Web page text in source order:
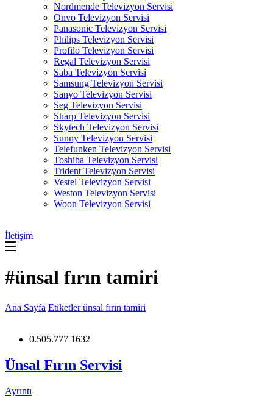
Nordmende Televizyon Servisi
Onvo Televizyon Servisi
Panasonic Televizyon Servisi
Philips Televizyon Servisi
Profilo Televizyon Servisi
Regal Televizyon Servisi
Saba Televizyon Servisi
Samsung Televizyon Servisi
Sanyo Televizyon Servisi
Seg Televizyon Servisi
Sharp Televizyon Servisi
Skytech Televizyon Servisi
Sunny Televizyon Servisi
Telefunken Televizyon Servisi
Toshiba Televizyon Servisi
Trident Televizyon Servisi
Vestel Televizyon Servisi
Weston Televizyon Servisi
Woon Televizyon Servisi
İletişim
#ünsal fırın tamiri
Ana Sayfa Etiketlerünsal fırın tamiri
0.505.777 1632
Ünsal Fırın Servisi
Ayrıntı